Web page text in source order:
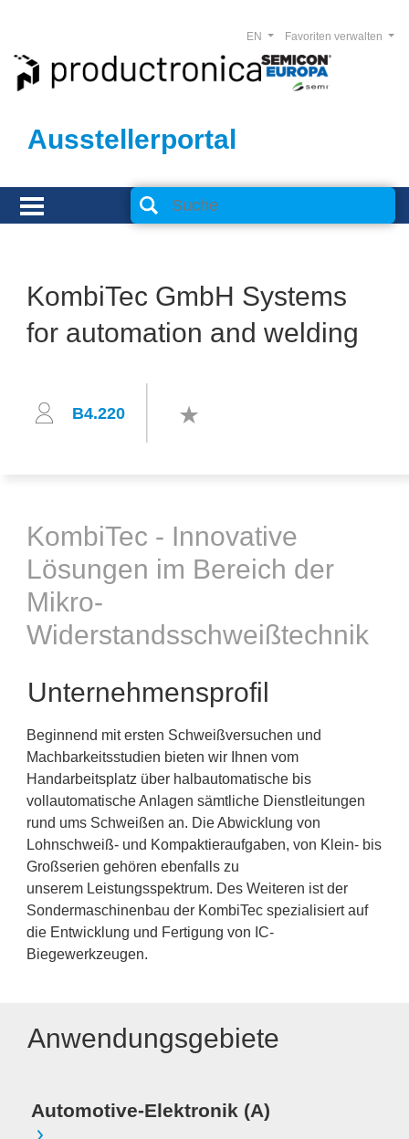
Ausstellerportal
Favoriten verwalten
EN
KombiTec GmbH Systems
for automation and welding
B4.220
KombiTec - Innovative
Lösungen im Bereich der
Mikro-
Widerstandsschweißtechnik
Unternehmensprofil
Beginnend mit ersten Schweißversuchen und
Machbarkeitsstudien bieten wir Ihnen vom
Handarbeitsplatz über halbautomatische bis
vollautomatische Anlagen sämtliche Dienstleitungen
rund ums Schweißen an. Die Abwicklung von
Lohnschweiß- und Kompaktieraufgaben, von Klein- bis
Großserien gehören ebenfalls zu
unserem Leistungsspektrum. Des Weiteren ist der
Sondermaschinenbau der KombiTec spezialisiert auf
die Entwicklung und Fertigung von IC-
Biegewerkzeugen.
Anwendungsgebiete
Automotive-Elektronik (A)